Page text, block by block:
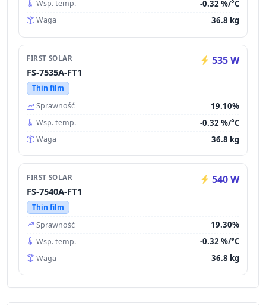
Wsp. temp. -0.32 %/°C
Waga 36.8 kg
FIRST SOLAR 535 W
FS-7535A-FT1
Thin film
Sprawność
19.10%
Wsp. temp. -0.32 %/°C
Waga 36.8 kg
FIRST SOLAR 540 W
FS-7540A-FT1
Thin film
Sprawność
19.30%
Wsp. temp. -0.32 %/°C
Waga 36.8 kg